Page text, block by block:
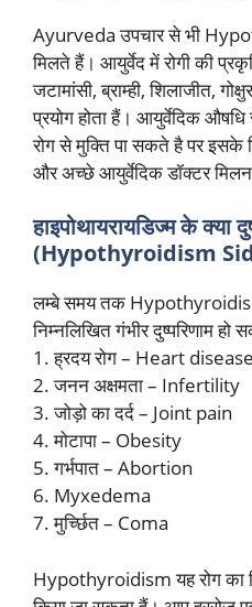
Ayurveda उपचार से भी
मिलते हैं। आयुर्वेद में रोगी की
जटामांसी, ब्राम्ही, शिलाजीत,
प्रयोग होता हैं। आयुर्वेदिक
रोग से मुक्ति पा सकते है पर इसके
और अच्छे आयुर्वेदिक डॉक्टर
हाइपोथायरायडिज्मके क्या
(Hypothyroidism
लम्बे समय तक
निम्नलिखित गंभीर दुष्परिणाम हो
1. ह्रदय रोग – Heart disease
2. जनन अक्षमता – Infertility
3. जोड़ो का दर्द – Joint pain
4. मोटापा – Obesity
5. गर्भपात – Abortion
6. Myxedema
7. मुर्च्छित – Coma
Hypothyroidism यह रोग का